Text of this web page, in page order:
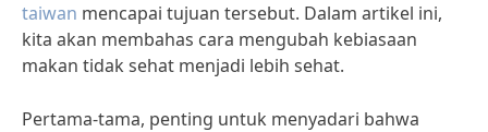
taiwan mencapai tujuan tersebut. Dalam artikel ini,
kita akan membahas cara mengubah kebiasaan
makan tidak sehat menjadi lebih sehat.
Pertama-tama, penting untuk menyadari bahwa